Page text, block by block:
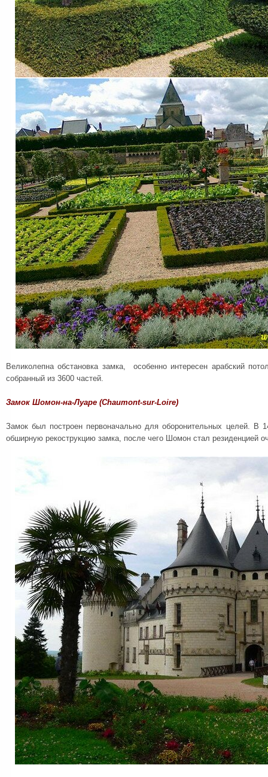
Великолепна обстановка замка, особенно интересен арабский
собранный из 3600 частей.
Замок Шомон-на-Луаре (Chaumont-sur-Loire)
Замок был построен первоначально для оборонительных целей. В
обширную рекострукцию замка, после чего Шомон стал резиденцией